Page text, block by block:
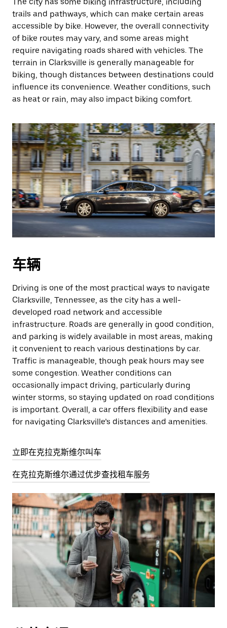
trails and pathways, which can make certain areas
accessible by bike. However, the overall connectivity
of bike routes may vary, and some areas might
require navigating roads shared with vehicles. The
terrain in Clarksville is generally manageable for
biking, though distances between destinations could
influence its convenience. Weather conditions, such
as heat or rain, may also impact biking comfort.
车辆
Driving is one of the most practical ways to navigate
Clarksville, Tennessee, as the city has a well-
developed road network and accessible
infrastructure. Roads are generally in good condition,
and parking is widely available in most areas, making
it convenient to reach various destinations by car.
Traffic is manageable, though peak hours may see
some congestion. Weather conditions can
occasionally impact driving, particularly during
winter storms, so staying updated on road conditions
is important. Overall, a car offers flexibility and ease
for navigating Clarksville’s distances and amenities.
立即在克拉克斯维尔叫车
在克拉克斯维尔通过优步查找租车服务